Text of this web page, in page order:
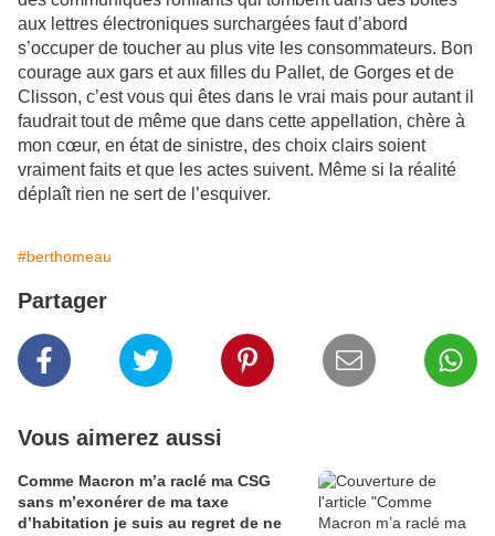
aux lettres électroniques surchargées faut d’abord
s’occuper de toucher au plus vite les consommateurs. Bon
courage aux gars et aux filles du Pallet, de Gorges et de
Clisson, c’est vous qui êtes dans le vrai mais pour autant il
faudrait tout de même que dans cette appellation, chère à
mon cœur, en état de sinistre, des choix clairs soient
vraiment faits et que les actes suivent. Même si la réalité
déplaît rien ne sert de l’esquiver.
#berthomeau
Partager
Vous aimerez aussi
Comme Macron m’a raclé ma CSG
sans m’exonérer de ma taxe
d’habitation je suis au regret de ne